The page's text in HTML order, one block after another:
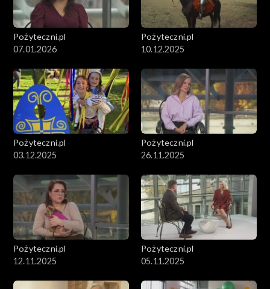
Pożyteczni.pl
07.01.2026
Pożyteczni.pl
10.12.2025
Pożyteczni.pl
03.12.2025
Pożyteczni.pl
26.11.2025
Pożyteczni.pl
12.11.2025
Pożyteczni.pl
05.11.2025